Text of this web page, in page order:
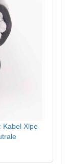
Kabel Xlpe